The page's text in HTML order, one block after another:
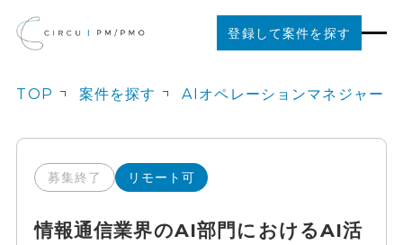
登録して案件を探す
ご利用の流れ
お役立ちコンテンツ
TOP 案件を探す AIオペレーションマネジャー
募集終了 リモート可
情報通信業界のAI部門におけるAI活